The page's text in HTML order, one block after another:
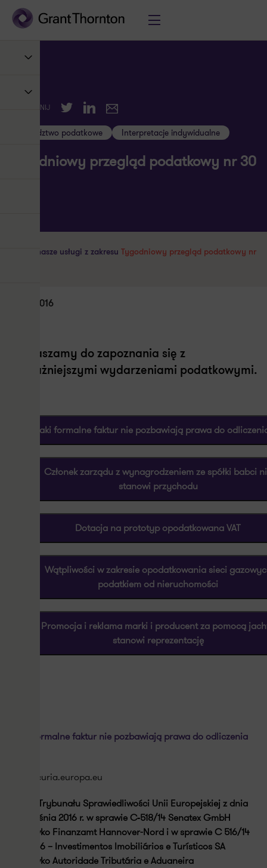
UDOSTĘPNIJ TwitterLinkedIn
E-mail
Doradztwo podatkowe Interpretacje indywidualne
Tygodniowy przegląd podatkowy nr 30
Poznaj nasze usługi z zakresu Tygodniowy przegląd podatkowy nr
28.09.2016
Zapraszamy do zapoznania się z
najważniejszymi wydarzeniami podatkowymi.
Braki formalne faktur nie pozbawiają prawa do
Członek zarządu z wynagrodzeniem ze spółki babci
stanowi przychodu
Dotacja na prototyp opodatkowana VAT
Wątpliwości w zakresie opodatkowania sieci
podatkiem od nieruchomości
Promocja i reklama marki i producent za pomocą
stanowi reprezentację
Braki formalne faktur nie pozbawiają prawa do odliczenia
http://curia.europa.eu
Wyrok Trybunału Sprawiedliwości Unii Europejskiej z dnia
15 września 2016 r. w sprawie C‑518/14 Senatex GmbH
przeciwko Finanzamt Hannover-Nord i w sprawie C 516/14
Barlis 06 – Investimentos Imobiliários e Turísticos SA
przeciwko Autoridade Tributária e Aduaneira